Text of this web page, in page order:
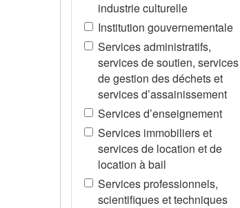
industrie culturelle
Institution gouvernementale
Services administratifs,
services de soutien, services
de gestion des déchets et
services d’assainissement
Services d’enseignement
Services immobiliers et
services de location et de
location à bail
Services professionnels,
scientifiques et techniques